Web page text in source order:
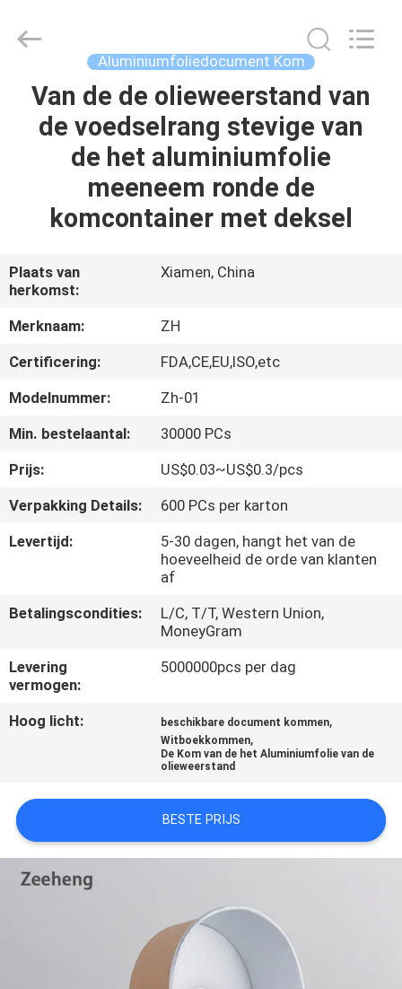
HUIS
PRODUCTEN
ONGEVEER
FABRIEKSREIS
KWALITEITSCONTROLE
CONTACTEER
ONS
NIEUWS
VERZOEK
CITAAT
SITEMAP
PRIVACYBELEID
Protection
Technology
Reserved.
Aluminiumfoliedocument Kom
Van de de olieweerstand van
de voedselrang stevige van
de het aluminiumfolie
meeneem ronde de
komcontainer met deksel
Plaats van
herkomst:
Xiamen, China
Merknaam:
ZH
Certificering:
FDA,CE,EU,ISO,etc
Modelnummer:
Zh-01
Min. bestelaantal:
30000 PCs
Prijs:
US$0.03~US$0.3/pcs
Verpakking Details:
600 PCs per karton
Levertijd:
5-30 dagen, hangt het van de
hoeveelheid de orde van klanten
af
Betalingscondities:
L/C, T/T, Western Union,
MoneyGram
Levering
vermogen:
5000000pcs per dag
Hoog licht: beschikbare document kommen,
Witboekkommen,
De Kom van de het Aluminiumfolie van de
olieweerstand
BESTE PRIJS